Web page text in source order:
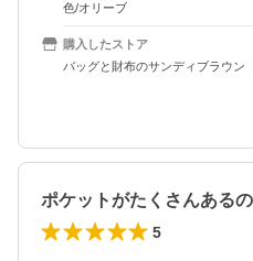
色/オリーブ
購入したストア
バッグと財布のサンディブラウン
5